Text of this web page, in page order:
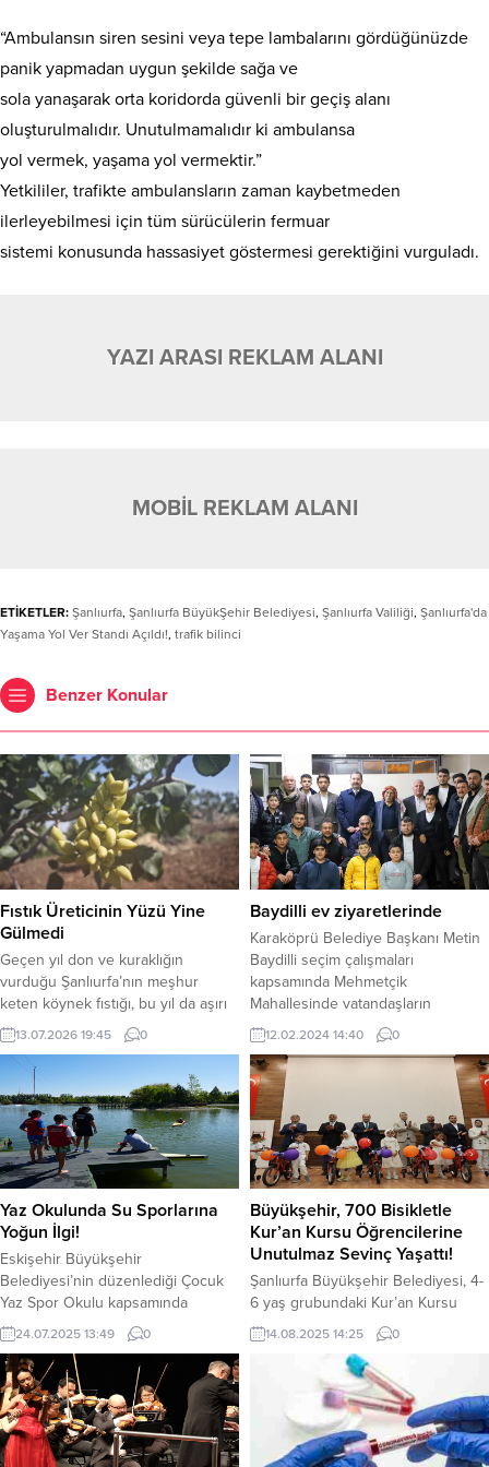
“Ambulansın siren sesini veya tepe lambalarını gördüğünüzde
panik yapmadan uygun şekilde sağa ve
sola yanaşarak orta koridorda güvenli bir geçiş alanı
oluşturulmalıdır. Unutulmamalıdır ki ambulansa
yol vermek, yaşama yol vermektir.”
Yetkililer, trafikte ambulansların zaman kaybetmeden
ilerleyebilmesi için tüm sürücülerin fermuar
sistemi konusunda hassasiyet göstermesi gerektiğini vurguladı.
YAZI ARASI REKLAM ALANI
MOBİL REKLAM ALANI
ETİKETLER: Şanlıurfa, Şanlıurfa BüyükŞehir Belediyesi, Şanlıurfa Valiliği, Şanlıurfa'da
Yaşama Yol Ver Standı Açıldı!, trafik bilinci
Benzer Konular
Fıstık Üreticinin Yüzü Yine
Gülmedi
Geçen yıl don ve kuraklığın
vurduğu Şanlıurfa’nın meşhur
keten köynek fıstığı, bu yıl da aşırı
yağışlardan olumsuz etkilendi.
Hasat döneminde birçok fıstığın
içinin boş çıkması üreticileri hayal
kırıklığına uğrattı. Şanlıurfa’nın
önemli tarımsal ürünlerinden biri
olan keten köynek fıstığında
üreticiler, ikinci yıl üst üste büyük
kayıp yaşıyor. Geçen yıl don ve...
13.07.2026 19:45 0
Baydilli ev ziyaretlerinde
Karaköprü Belediye Başkanı Metin
Baydilli seçim çalışmaları
kapsamında Mehmetçik
Mahallesinde vatandaşların
düzenlediği ev toplantısına
katılırken, Karaköprü’nün kalkınması
için gerçekleştirilen hizmetleri ve
projeleri anlattı 31 Mart
seçimlerinde AK Parti’den yeniden
başkan adayı olan Karaköprü
Belediye Başkanı Metin Baydilli,
seçim çalışmalarını sürdürüyor.
Gündüz esnaf, vatandaş ve STK
ziyaretleri gerçekleştiren Başkan
Baydilli, akşamları...
12.02.2024 14:40 0
Yaz Okulunda Su Sporlarına
Yoğun İlgi!
Eskişehir Büyükşehir
Belediyesi’nin düzenlediği Çocuk
Yaz Spor Okulu kapsamında
Sazova’daki Coşkun Halıcı Su
Sporları Merkezi’nde 8-17 yaş arası
çocuklara yönelik kano eğitimleri
büyük ilgi görüyor. Büyükşehir
Belediyesi’nin her yıl düzenlediği
Çocuk Yaz Spor Okulu etkinlikleri,
bu yaz da çocukların yoğun ilgisiyle
24.07.2025 13:49 0
Büyükşehir, 700 Bisikletle
Kur’an Kursu Öğrencilerine
Unutulmaz Sevinç Yaşattı!
Şanlıurfa Büyükşehir Belediyesi, 4-
6 yaş grubundaki Kur’an Kursu
öğrencilerine 700 bisiklet
dağıtarakkendilerine unutulmaz bir
mutluluk yaşattı. Küçük yüreklerde
büyük mutluluklar yaratan bu
anlamlıprojede, bisikletleri minik
öğrencilere hediye eden Başkan
Mehmet Kasım Gülpınar, “Minik
14.08.2025 14:25 0